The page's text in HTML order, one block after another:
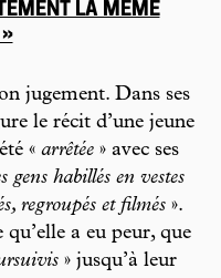
LA MÊME
jugement. Dans ses
le récit d’une jeune
« arrêtée » avec ses
gens habillés en vestes
regroupés et filmés ».
a eu peur, que
» jusqu’à leur